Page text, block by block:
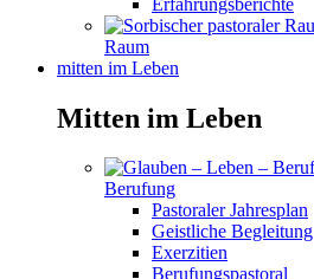
Raum
mitten im Leben
Mitten im Leben
Berufung
Pastoraler Jahresplan
Geistliche Begleitung
Exerzitien
Berufungspastoral